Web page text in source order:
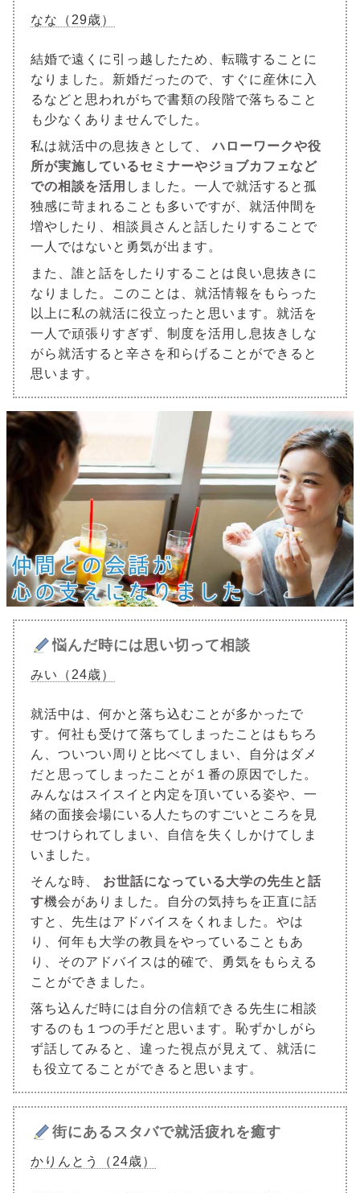
なな（29歳）
結婚で遠くに引っ越したため、転職することに
なりました。新婚だったので、すぐに産休に入
るなどと思われがちで書類の段階で落ちること
も少なくありませんでした。
私は就活中の息抜きとして、
ハローワークや役
所が実施しているセミナーやジョブカフェなど
での相談を活用 しました。一人で就活すると孤
独感に苛まれることも多いですが、就活仲間を
増やしたり、相談員さんと話したりすることで
一人ではないと勇気が出ます。
また、誰と話をしたりすることは良い息抜きに
なりました。このことは、就活情報をもらった
以上に私の就活に役立ったと思います。就活を
一人で頑張りすぎず、制度を活用し息抜きしな
がら就活すると辛さを和らげることができると
思います。
悩んだ時には思い切って相談
みい（24歳）
就活中は、何かと落ち込むことが多かったで
す。何社も受けて落ちてしまったことはもちろ
ん、ついつい周りと比べてしまい、自分はダメ
だと思ってしまったことが１番の原因でした。
みんなはスイスイと内定を頂いている姿や、一
緒の面接会場にいる人たちのすごいところを見
せつけられてしまい、自信を失くしかけてしま
いました。
そんな時、
お世話になっている大学の先生と話
す機会がありました。自分の気持ちを正直に話
すと、先生はアドバイスをくれました。やは
り、何年も大学の教員をやっていることもあ
り、そのアドバイスは的確で、勇気をもらえる
ことができました。
落ち込んだ時には自分の信頼できる先生に相談
するのも１つの手だと思います。恥ずかしがら
ず話してみると、違った視点が見えて、就活に
も役立てることができると思います。
街にあるスタバで就活疲れを癒す
かりんとう（24歳）